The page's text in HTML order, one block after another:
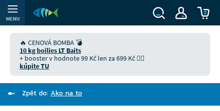
MENU
🔥 CENOVÁ BOMBA 💣
10 kg boilies LT Baits
+ booster v hodnote 99 Kč len za 699 Kč 👉🏻
kúpite TU
Zpět do: Ako na to